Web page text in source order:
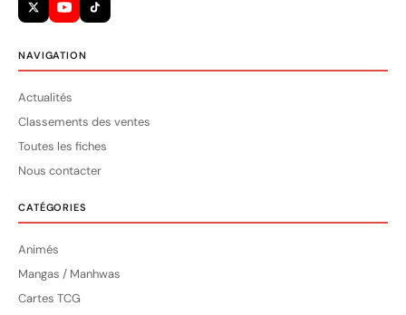
NAVIGATION
Actualités
Classements des ventes
Toutes les fiches
Nous contacter
CATÉGORIES
Animés
Mangas / Manhwas
Cartes TCG